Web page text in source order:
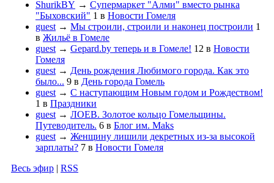
ShurikBY → Супермаркет "Алми" вместо рынка
"Быховский" 1 в Новости Гомеля
guest → Мы строили, строили и наконец построили 1
в Жильё в Гомеле
guest → Gepard.by теперь и в Гомеле! 12 в Новости
Гомеля
guest → День рождения Любимого города. Как это
было... 9 в День города Гомель
guest → С наступающим Новым годом и Рождеством!
1 в Праздники
guest → ЛОЕВ. Золотое кольцо Гомельщины.
Путеводитель. 6 в Блог им. Maks
guest → Женщину лишили декретных из-за высокой
зарплаты? 7 в Новости Гомеля
Весь эфир | RSS